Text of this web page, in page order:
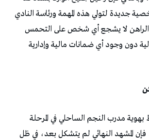
جديدة لتولي هذه المهمة ورئاسة النادي
الراهن لا يشجع أي شخص على التحمس
دون وجود أي ضمانات مالية وإدارية
بهوية مدرب النجم الساحلي في المرحلة
فإن المشهد النهائي لم يتشكل بعد، في ظل